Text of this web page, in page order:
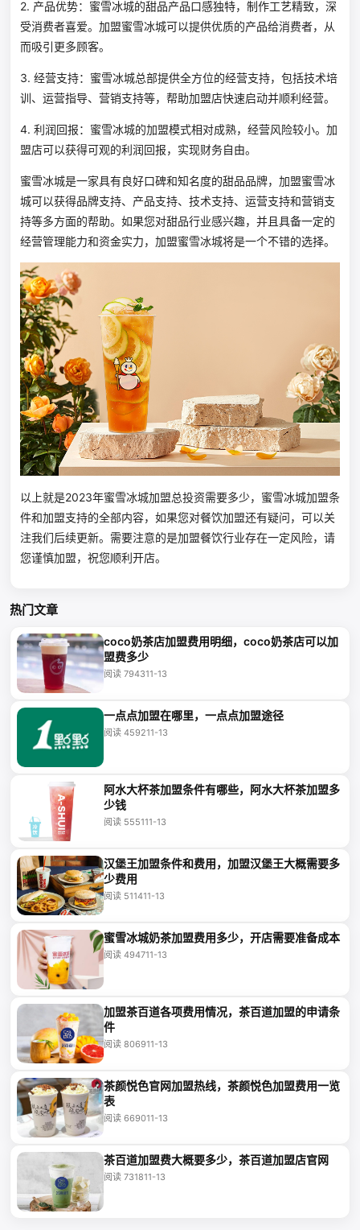
2. 产品优势：蜜雪冰城的甜品产品口感独特，制作工艺精致，深
受消费者喜爱。加盟蜜雪冰城可以提供优质的产品给消费者，从
而吸引更多顾客。
3. 经营支持：蜜雪冰城总部提供全方位的经营支持，包括技术培
训、运营指导、营销支持等，帮助加盟店快速启动并顺利经营。
4. 利润回报：蜜雪冰城的加盟模式相对成熟，经营风险较小。加
盟店可以获得可观的利润回报，实现财务自由。
蜜雪冰城是一家具有良好口碑和知名度的甜品品牌，加盟蜜雪冰
城可以获得品牌支持、产品支持、技术支持、运营支持和营销支
持等多方面的帮助。如果您对甜品行业感兴趣，并且具备一定的
经营管理能力和资金实力，加盟蜜雪冰城将是一个不错的选择。
以上就是2023年蜜雪冰城加盟总投资需要多少，蜜雪冰城加盟条
件和加盟支持的全部内容，如果您对餐饮加盟还有疑问，可以关
注我们后续更新。需要注意的是加盟餐饮行业存在一定风险，请
您谨慎加盟，祝您顺利开店。
热门文章
coco奶茶店加盟费用明细，coco奶茶店可以加
盟费多少
阅读 794311-13
一点点加盟在哪里，一点点加盟途径
阅读 459211-13
阿水大杯茶加盟条件有哪些，阿水大杯茶加盟多
少钱
阅读 555111-13
汉堡王加盟条件和费用，加盟汉堡王大概需要多
少费用
阅读 511411-13
蜜雪冰城奶茶加盟费用多少，开店需要准备成本
阅读 494711-13
加盟茶百道各项费用情况，茶百道加盟的申请条
件
阅读 806911-13
茶颜悦色官网加盟热线，茶颜悦色加盟费用一览
表
阅读 669011-13
茶百道加盟费大概要多少，茶百道加盟店官网
阅读 731811-13